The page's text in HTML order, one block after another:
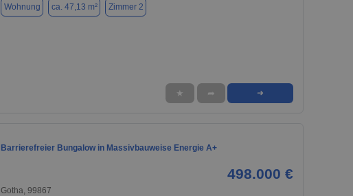
Wohnung ca. 47,13 m² Zimmer 2
★ ➦ ➜
Barrierefreier Bungalow in Massivbauweise Energie A+
498.000 €
Gotha, 99867